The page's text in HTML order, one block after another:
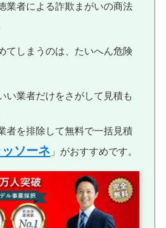
業者による詐欺まがいの商法
てしまうのは、たいへん危険
い業者だけをさがして見積も
者を排除して無料で一括見積
ソーネ 」がおすすめです。